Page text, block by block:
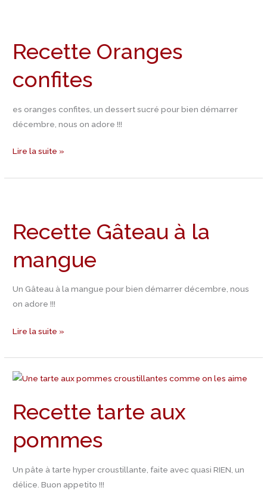
Recette Oranges
confites
es oranges confites, un dessert sucré pour bien démarrer
décembre, nous on adore !!!
confites
Lire la suite »
Recette Gâteau à la
mangue
Un Gâteau à la mangue pour bien démarrer décembre, nous
on adore !!!
à
la
mangue
Lire la suite »
Recette tarte aux
pommes
Un pâte à tarte hyper croustillante, faite avec quasi RIEN, un
délice. Buon appetito !!!
Recette
aux
pommes